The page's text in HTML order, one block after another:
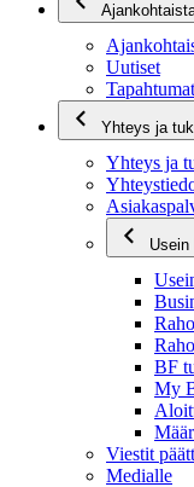
Uutiset
Tapahtumat
Yhteys ja
Yhteys ja
BF
My
Viestit
Medialle